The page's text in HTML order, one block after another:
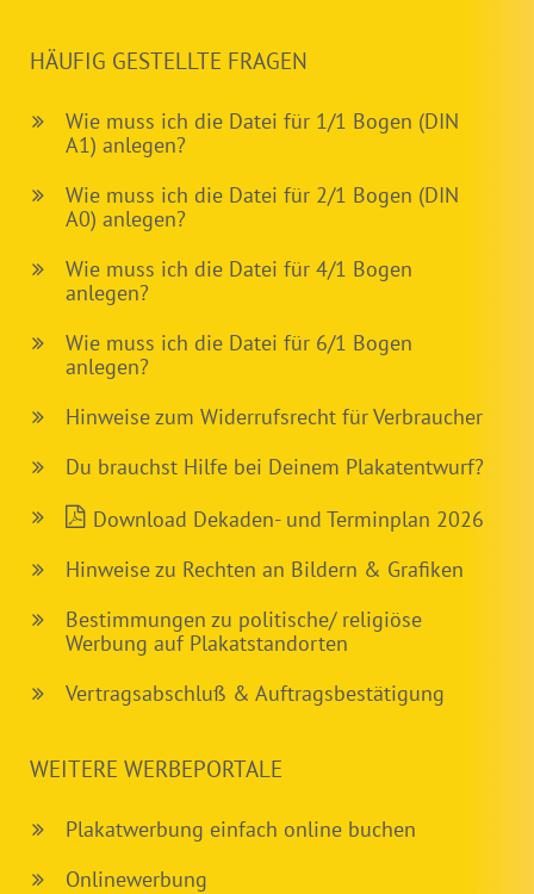
HÄUFIG GESTELLTE FRAGEN
Wie muss ich die Datei für 1/1 Bogen (DIN
A1) anlegen?
Wie muss ich die Datei für 2/1 Bogen (DIN
A0) anlegen?
Wie muss ich die Datei für 4/1 Bogen
anlegen?
Wie muss ich die Datei für 6/1 Bogen
anlegen?
Hinweise zum Widerrufsrecht für Verbraucher
Du brauchst Hilfe bei Deinem Plakatentwurf?
Download Dekaden- und Terminplan 2026
Hinweise zu Rechten an Bildern & Grafiken
Bestimmungen zu politische/ religiöse
Werbung auf Plakatstandorten
Vertragsabschluß & Auftragsbestätigung
WEITERE WERBEPORTALE
Plakatwerbung einfach online buchen
Onlinewerbung